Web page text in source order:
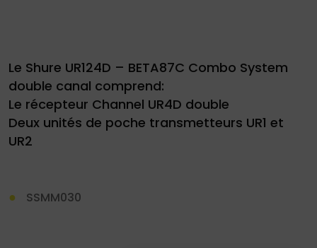
Le Shure UR124D – BETA87C Combo System
double canal comprend:
Le récepteur Channel UR4D double
Deux unités de poche transmetteurs UR1 et
UR2
SSMM030
Demande
de
devis
34